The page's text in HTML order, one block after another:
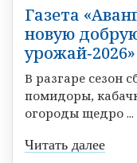
Газета
новую
урожай‑2026»
В разгаре сезон
помидоры,
огороды щедро ...
Читать далее